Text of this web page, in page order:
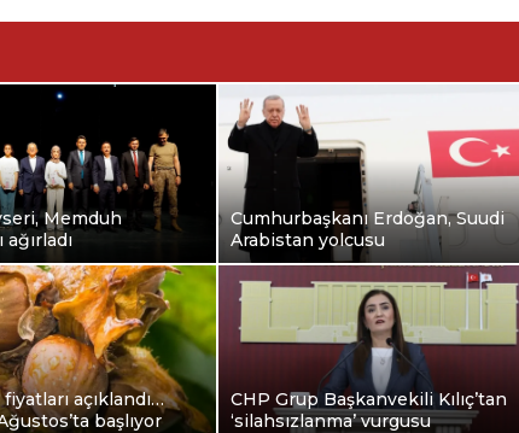
Memduh
ağırladı
Cumhurbaşkanı Erdoğan, Suudi
Arabistan yolcusu
fiyatları açıklandı…
başlıyor
CHP Grup Başkanvekili Kılıç’tan
‘silahsızlanma’ vurgusu